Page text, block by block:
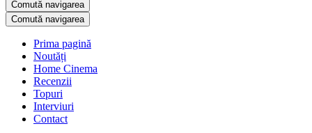
Comută navigarea
Comută navigarea
Prima pagină
Noutăți
Home Cinema
Recenzii
Topuri
Interviuri
Contact